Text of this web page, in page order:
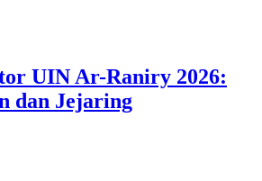
UIN Ar-Raniry 2026:
dan Jejaring